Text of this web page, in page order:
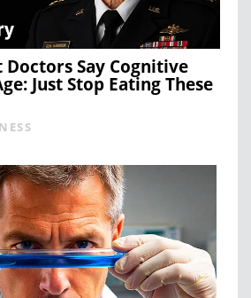
Doctors Say Cognitive
Just Stop Eating These